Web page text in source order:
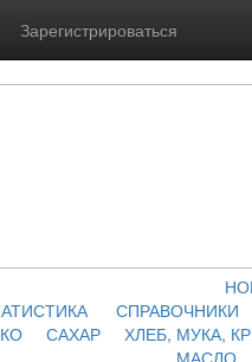
Зарегистрироваться
СПРАВОЧНИКИ
САХАР
ХЛЕБ, МУКА,
МАСЛО